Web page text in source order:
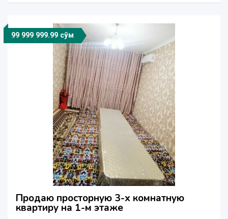
99 999 999.99 сўм
Продаю просторную 3-х комнатную
квартиру на 1-м этаже